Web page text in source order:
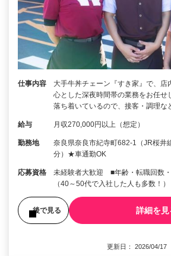
仕事内容
大手牛丼チェーン『すき家』で、店
心とした深夜時間帯の業務をお任せ
落ち着いているので、接客・調理な
給与 月収270,000円以上（想定）
勤務地
奈良県奈良市紀寺町682-1（JR桜井
分）★車通勤OK
応募資格
未経験者大歓迎 ■年齢・転職回数
（40～50代で入社した人も多数！
後で見る 詳細を見
更新日： 2026/04/